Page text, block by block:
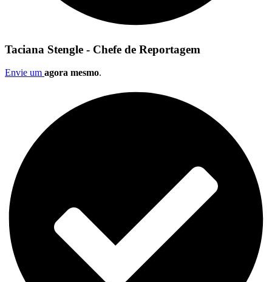
Taciana Stengle - Chefe de Reportagem
Envie um agora mesmo.